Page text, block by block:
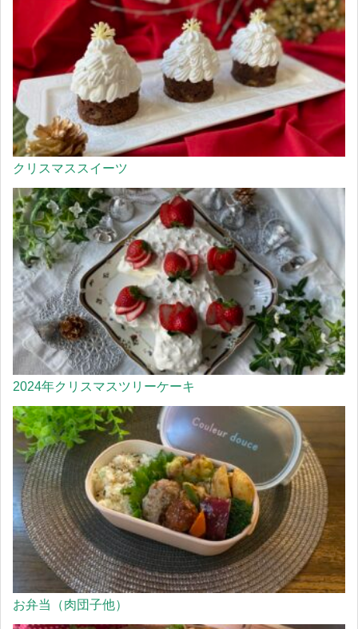
クリスマススイーツ
2024年クリスマスツリーケーキ
お弁当（肉団子他）